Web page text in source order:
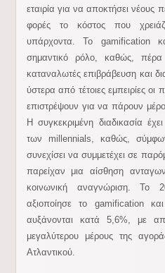
εταιρία για να αποκτήσει νέους
φορές το κόστος που
υπάρχοντα. Το gamification
σημαντικό ρόλο, καθώς,
καταναλωτές επιβράβευση και
ύστερα από τέτοιες εμπειρίες οι
επιστρέψουν για να πάρουν
Η συγκεκριμένη διαδικασία
των millennials, καθώς,
συνεχίσει να συμμετέχει σε
παρείχαν μια αίσθηση
κοινωνική αναγνώριση. Το
αξιοποίησε το gamification
αυξάνονται κατά 5,6%, με
μεγαλύτερου μέρους της
Ατλαντικού.